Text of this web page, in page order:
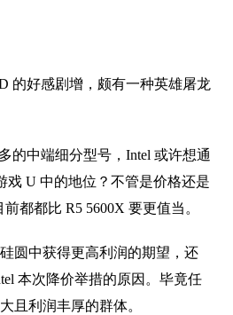
的好感剧增，颇有一种英雄屠龙
的中端细分型号，Intel 或许想通
戏 U 中的地位？不管是价格还是
都都比 R5 5600X 要更值当。
圆中获得更高利润的期望，还
本次降价举措的原因。毕竟任
且利润丰厚的群体。